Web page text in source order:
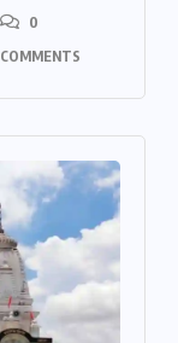
0
COMMENTS